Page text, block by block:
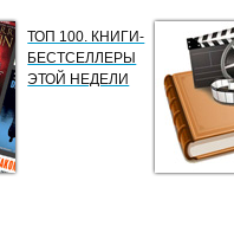
ТОП 100. КНИГИ-
БЕСТСЕЛЛЕРЫ
ЭТОЙ НЕДЕЛИ